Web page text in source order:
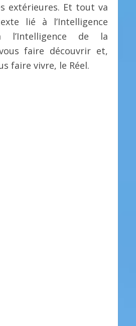
extérieures. Et tout va
lié à l’Intelligence
l’Intelligence de la
faire découvrir et,
faire vivre, le Réel.